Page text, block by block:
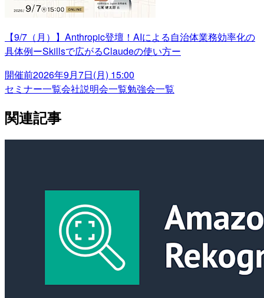
【9/7（月）】Anthropic登壇！AIによる自治体業務効率化の
具体例ーSkillsで広がるClaudeの使い方ー
開催前2026年9月7日(月) 15:00
セミナー一覧会社説明会一覧勉強会一覧
関連記事